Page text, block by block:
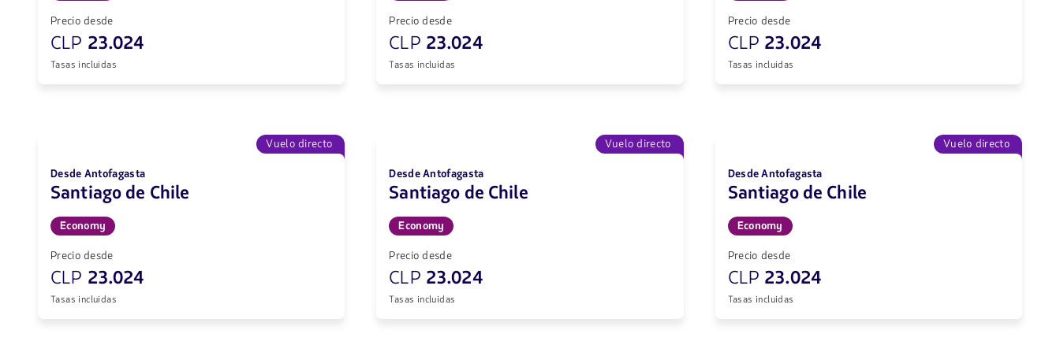
Precio desde
CLP 23.024
Tasas incluidas
Precio desde
CLP 23.024
Tasas incluidas
Precio desde
CLP 23.024
Tasas incluidas
Vuelo directo
Desde Antofagasta
Santiago de Chile
Economy
Precio desde
CLP 23.024
Tasas incluidas
Vuelo directo
Desde Antofagasta
Santiago de Chile
Economy
Precio desde
CLP 23.024
Tasas incluidas
Vuelo directo
Desde Antofagasta
Santiago de Chile
Economy
Precio desde
CLP 23.024
Tasas incluidas